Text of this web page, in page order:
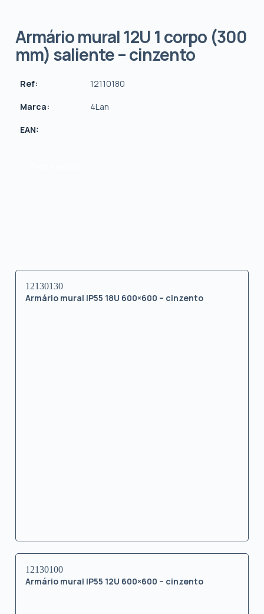
Armário mural 12U 1 corpo (300
mm) saliente – cinzento
Ref: 12110180
Marca: 4Lan
EAN:
12130130
Armário mural IP55 18U 600×600 – cinzento
12130100
Armário mural IP55 12U 600×600 – cinzento